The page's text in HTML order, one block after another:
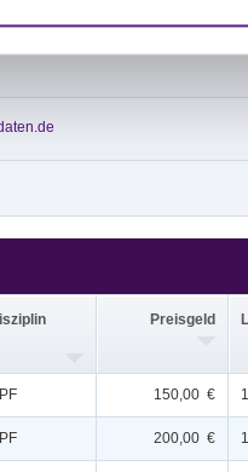
Preisgeld
150,00 €
200,00 €